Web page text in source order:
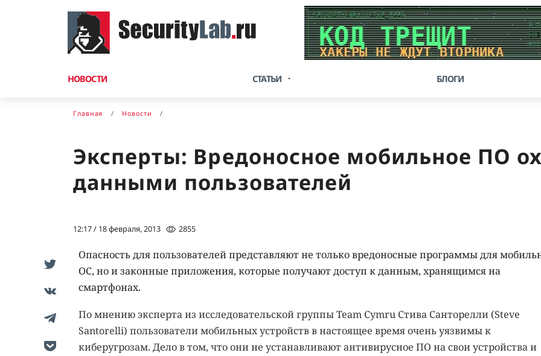
НОВОСТИ СТАТЬИ БЛОГИ
Главная Новости
Эксперты: Вредоносное мобильное ПО
данными пользователей
12:17 / 18 февраля, 2013 2855
Опасность для пользователей представляют не только вредоносные программы для
ОС, но и законные приложения, которые получают доступ к данным, хранящимся на
смартфонах.
По мнению эксперта из исследовательской группы Team Cymru Стива Санторелли (Steve
Santorelli) пользователи мобильных устройств в настоящее время очень уязвимы к
киберугрозам. Дело в том, что они не устанавливают антивирусное ПО на свои устройства и